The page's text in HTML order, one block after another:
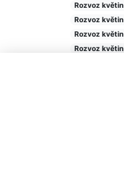
Rozvoz
Rozvoz
Rozvoz
Rozvoz